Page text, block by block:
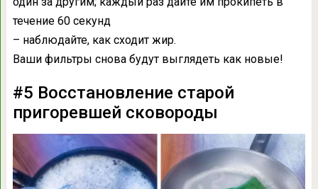
течение 60 секунд
– наблюдайте, как сходит жир.
Ваши фильтры снова будут выглядеть как новые!
#5 Восстановление старой
пригоревшей сковороды